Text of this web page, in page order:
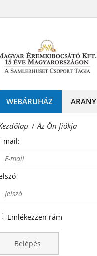
Kft.WEBÁRUHÁZ ARANY
/ Az Ön fiókja
mail:
Emlékezzen rám
Belépés
emlékérmek
forgalmazója!